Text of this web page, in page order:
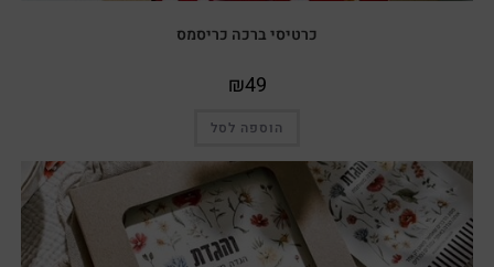
כרטיסי ברכה כריסמס
₪49
הוספה לסל